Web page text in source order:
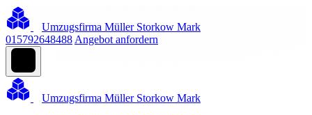
Umzugsfirma Müller Storkow Mark
015792648488 Angebot anfordern
Umzugsfirma Müller Storkow Mark